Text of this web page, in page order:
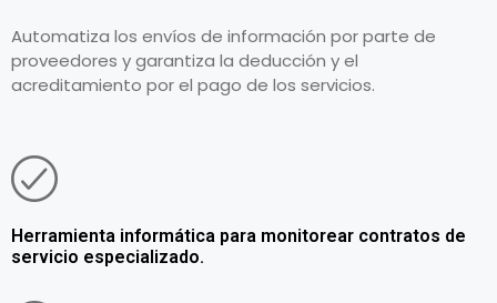
Automatiza los envíos de información por parte de
proveedores y garantiza la deducción y el
acreditamiento por el pago de los servicios.
Herramienta informática para monitorear contratos de
servicio especializado.